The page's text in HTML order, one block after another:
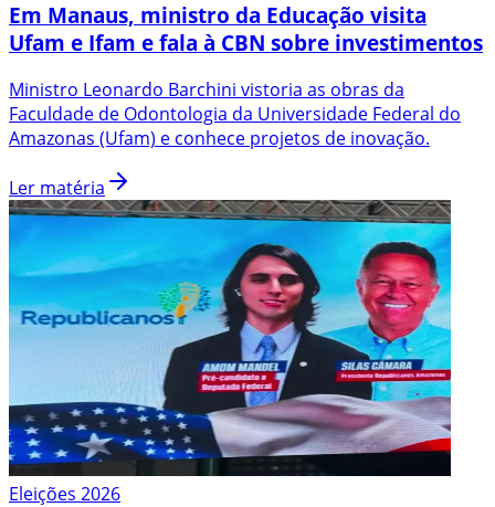
Em Manaus, ministro da Educação visita
Ufam e Ifam e fala à CBN sobre investimentos
Ministro Leonardo Barchini vistoria as obras da
Faculdade de Odontologia da Universidade Federal do
Amazonas (Ufam) e conhece projetos de inovação.
Ler matéria
Eleições 2026